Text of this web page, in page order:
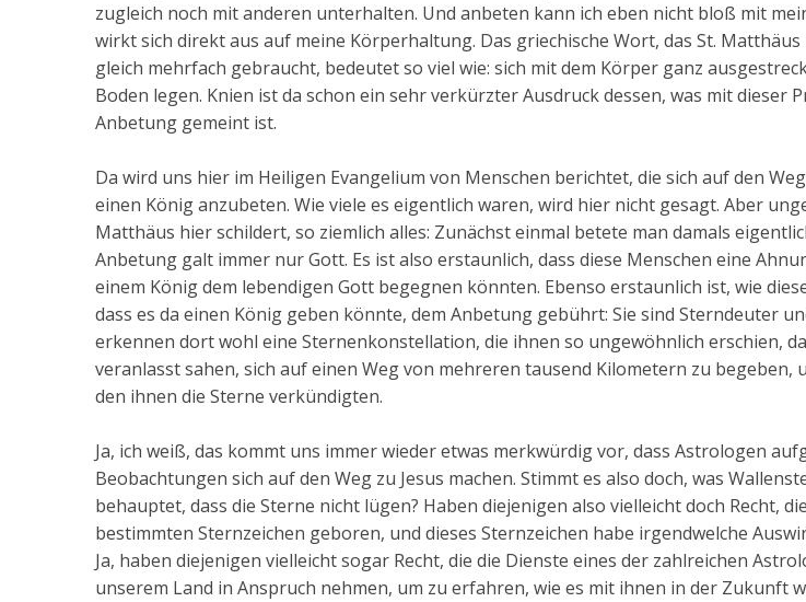
zugleich noch mit anderen unterhalten. Und anbeten kann ich eben nicht bloß mit
wirkt sich direkt aus auf meine Körperhaltung. Das griechische Wort, das St.
gleich mehrfach gebraucht, bedeutet so viel wie: sich mit dem Körper ganz
Boden legen. Knien ist da schon ein sehr verkürzter Ausdruck dessen, was mit dieser
Anbetung gemeint ist.
Da wird uns hier im Heiligen Evangelium von Menschen berichtet, die sich auf den
einen König anzubeten. Wie viele es eigentlich waren, wird hier nicht gesagt. Aber
Matthäus hier schildert, so ziemlich alles: Zunächst einmal betete man damals
Anbetung galt immer nur Gott. Es ist also erstaunlich, dass diese Menschen eine
einem König dem lebendigen Gott begegnen könnten. Ebenso erstaunlich ist, wie
dass es da einen König geben könnte, dem Anbetung gebührt: Sie sind Sterndeuter
erkennen dort wohl eine Sternenkonstellation, die ihnen so ungewöhnlich erschien,
veranlasst sahen, sich auf einen Weg von mehreren tausend Kilometern zu begeben,
den ihnen die Sterne verkündigten.
Ja, ich weiß, das kommt uns immer wieder etwas merkwürdig vor, dass Astrologen
Beobachtungen sich auf den Weg zu Jesus machen. Stimmt es also doch, was
behauptet, dass die Sterne nicht lügen? Haben diejenigen also vielleicht doch Recht,
bestimmten Sternzeichen geboren, und dieses Sternzeichen habe irgendwelche
Ja, haben diejenigen vielleicht sogar Recht, die die Dienste eines der zahlreichen
unserem Land in Anspruch nehmen, um zu erfahren, wie es mit ihnen in der Zukunft